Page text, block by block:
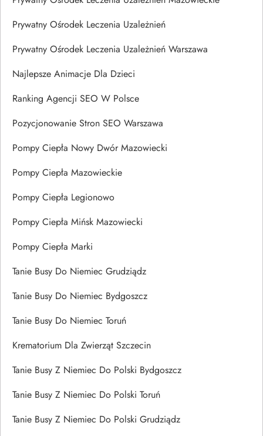
Prywatny Ośrodek Leczenia Uzależnień
Prywatny Ośrodek Leczenia Uzależnień Warszawa
Najlepsze Animacje Dla Dzieci
Ranking Agencji SEO W Polsce
Pozycjonowanie Stron SEO Warszawa
Pompy Ciepła Nowy Dwór Mazowiecki
Pompy Ciepła Mazowieckie
Pompy Ciepła Legionowo
Pompy Ciepła Mińsk Mazowiecki
Pompy Ciepła Marki
Tanie Busy Do Niemiec Grudziądz
Tanie Busy Do Niemiec Bydgoszcz
Tanie Busy Do Niemiec Toruń
Krematorium Dla Zwierząt Szczecin
Tanie Busy Z Niemiec Do Polski Bydgoszcz
Tanie Busy Z Niemiec Do Polski Toruń
Tanie Busy Z Niemiec Do Polski Grudziądz